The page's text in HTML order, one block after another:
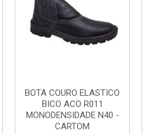
BOTA COURO ELASTICO
BICO ACO R011
MONODENSIDADE N40 -
CARTOM